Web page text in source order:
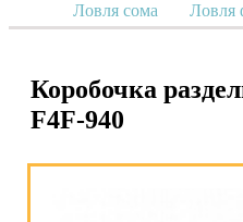
Ловля сома
Ловля
Коробочка
F4F-940